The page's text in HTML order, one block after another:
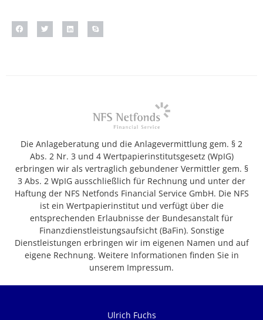
Die Anlageberatung und die Anlagevermittlung gem. § 2
Abs. 2 Nr. 3 und 4 Wertpapierinstitutsgesetz (WpIG)
erbringen wir als vertraglich gebundener Vermittler gem. §
3 Abs. 2 WpIG ausschließlich für Rechnung und unter der
Haftung der NFS Netfonds Financial Service GmbH. Die NFS
ist ein Wertpapierinstitut und verfügt über die
entsprechenden Erlaubnisse der Bundesanstalt für
Finanzdienstleistungsaufsicht (BaFin). Sonstige
Dienstleistungen erbringen wir im eigenen Namen und auf
eigene Rechnung. Weitere Informationen finden Sie in
unserem Impressum.
Ulrich Fuchs